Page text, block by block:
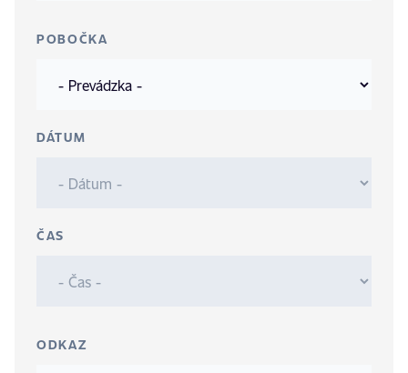
POBOČKA
DÁTUM
ČAS
ODKAZ